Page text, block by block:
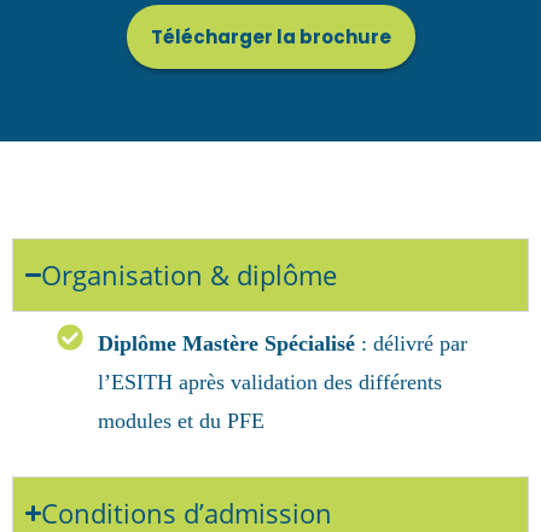
Télécharger la brochure
Organisation & diplôme
Diplôme Mastère Spécialisé : délivré par
l’ESITH après validation des différents
modules et du PFE
Conditions d’admission